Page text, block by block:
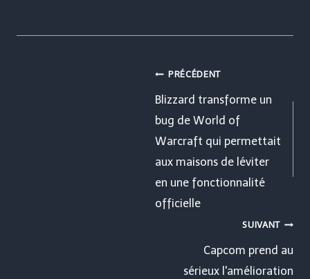
PRÉCÉDENT
Blizzard transforme un
bug de World of
Warcraft qui permettait
aux maisons de léviter
en une fonctionnalité
officielle
SUIVANT
Capcom prend au
sérieux l'amélioration